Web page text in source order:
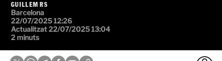
GUILLEM RS
Barcelona
22/07/2025 12:26
Actualitzat 22/07/2025 13:04
2 minuts